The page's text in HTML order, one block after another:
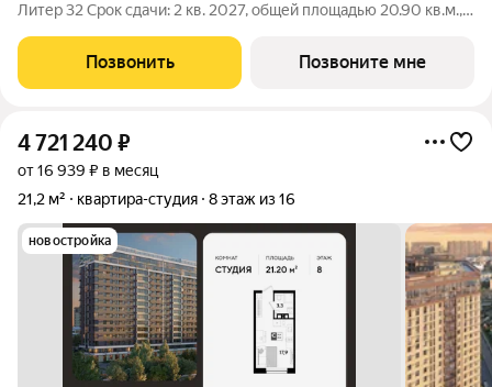
Литер 32 Срок сдачи: 2 кв. 2027, общей площадью 20.90 кв.м.,
сочетающий в себе стильную архитектуру современного
города, и настоящий зеленый
Позвонить Позвоните мне
4 721 240 ₽
от 16 939 ₽ в месяц
21,2 м²
квартира-студия 8 этаж из 16
новостройка